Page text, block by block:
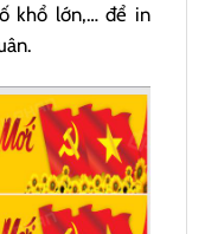
khổ lớn,… để in